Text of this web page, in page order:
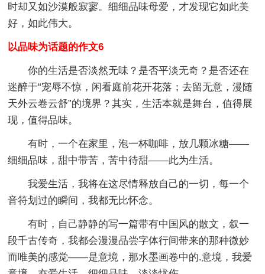
时却又如沙漠般寂寥。细细品味母爱，才发现它如此美
好，如此伟大。
以品味为话题的作文6
你的生活是否淡然无味？是否平淡无奇？是否还在
迷醉于“宠辱不惊，闲看庭前花开花落；去留无意，漫随
天外云卷云舒”的境界？其实，生活本就是舞台，值得展
现，值得品味。
有时，一个在家里，泡一杯咖啡，放几颗冰糖——
细细品味，甜中带苦，苦中待甜——此为生活。
我爱生活，我将在这尽情释放自己的一切，每一个
音符划过的瞬间，我都无比怀念。
有时，自己静静的写一篇带有中国风的散文，叙一
段千古传奇，我都会漫漫品尝字体行间带来的那种微妙
而唯美的感觉——是意境，那水墨画卷中的.意境，我爱